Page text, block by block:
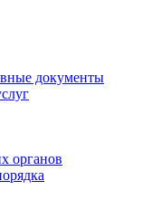
документы
органов